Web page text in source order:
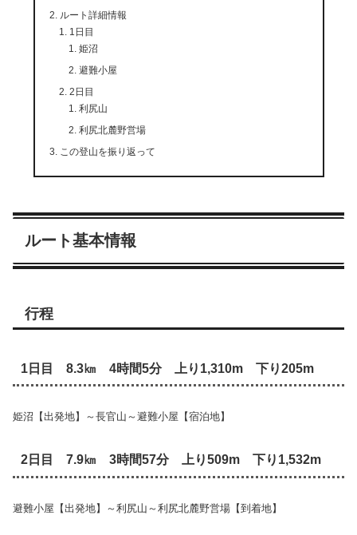
ルート詳細情報
1日目
姫沼
避難小屋
2日目
利尻山
利尻北麓野営場
この登山を振り返って
ルート基本情報
行程
1日目 8.3㎞ 4時間5分 上り1,310m 下り205m
姫沼【出発地】～長官山～避難小屋【宿泊地】
2日目 7.9㎞ 3時間57分 上り509m 下り1,532m
避難小屋【出発地】～利尻山～利尻北麓野営場【到着地】